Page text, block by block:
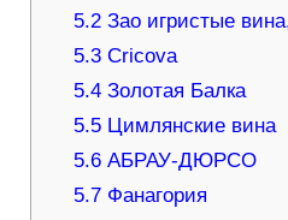
5.2 Зао игристые
5.3 Cricova
5.4 Золотая Балка
5.5 Цимлянские вина
5.6 АБРАУ-ДЮРСО
5.7 Фанагория